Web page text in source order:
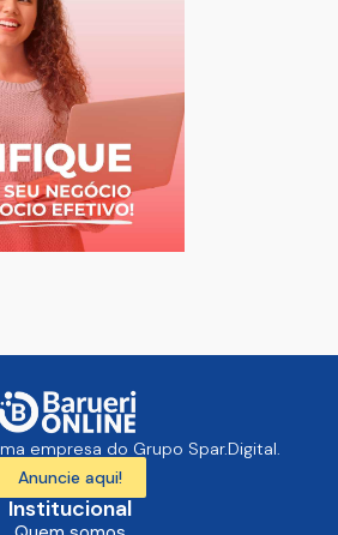
empresa do Grupo Spar.Digital.
Anuncie aqui!
Institucional